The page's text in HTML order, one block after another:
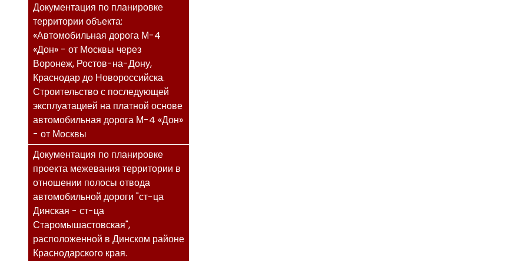
Документация по планировке
территории объекта:
«Автомобильная дорога М-4
«Дон» - от Москвы через
Воронеж, Ростов-на-Дону,
Краснодар до Новороссийска.
Строительство с последующей
эксплуатацией на платной основе
автомобильная дорога М-4 «Дон»
- от Москвы
Документация по планировке
проекта межевания территории в
отношении полосы отвода
автомобильной дороги "ст-ца
Динская - ст-ца
Старомышастовская",
расположенной в Динском районе
Краснодарского края.